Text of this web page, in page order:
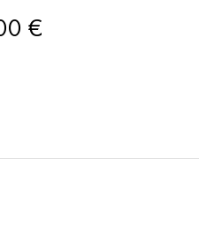
€